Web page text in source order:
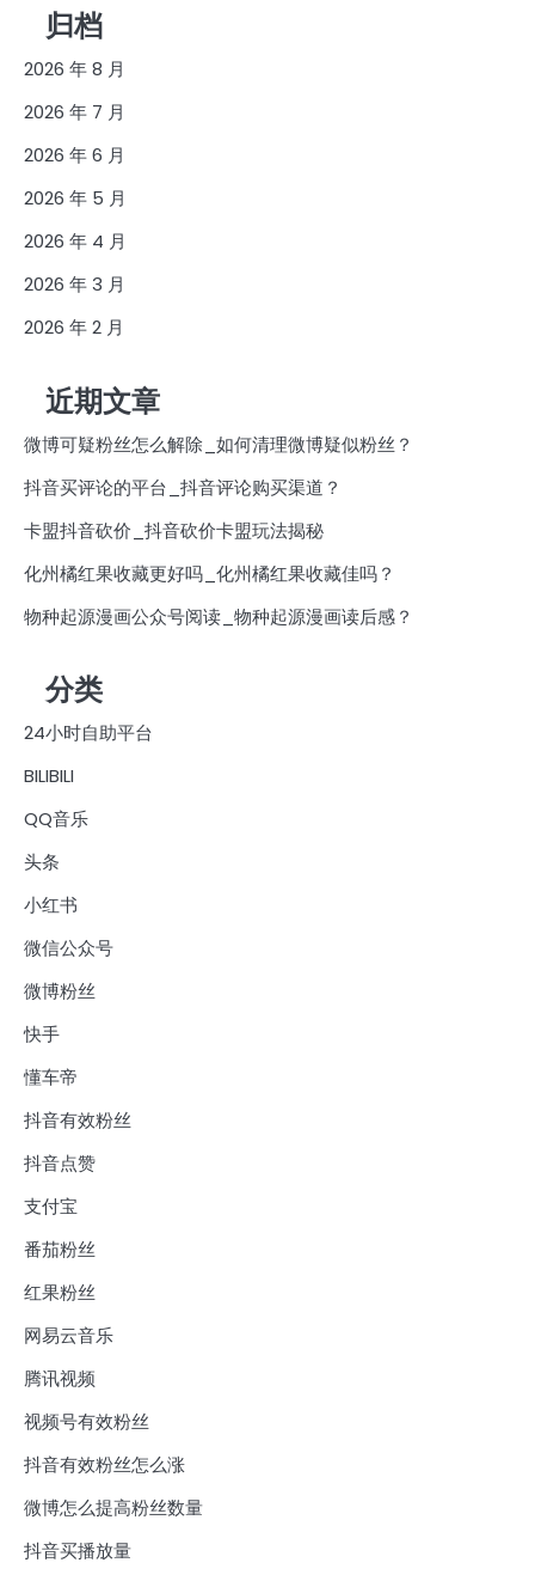
归档
2026 年 8 月
2026 年 7 月
2026 年 6 月
2026 年 5 月
2026 年 4 月
2026 年 3 月
2026 年 2 月
近期文章
微博可疑粉丝怎么解除_如何清理微博疑似粉丝？
抖音买评论的平台_抖音评论购买渠道？
卡盟抖音砍价_抖音砍价卡盟玩法揭秘
化州橘红果收藏更好吗_化州橘红果收藏佳吗？
物种起源漫画公众号阅读_物种起源漫画读后感？
分类
24小时自助平台
BILIBILI
QQ音乐
头条
小红书
微信公众号
微博粉丝
快手
懂车帝
抖音有效粉丝
抖音点赞
支付宝
番茄粉丝
红果粉丝
网易云音乐
腾讯视频
视频号有效粉丝
抖音有效粉丝怎么涨
微博怎么提高粉丝数量
抖音买播放量